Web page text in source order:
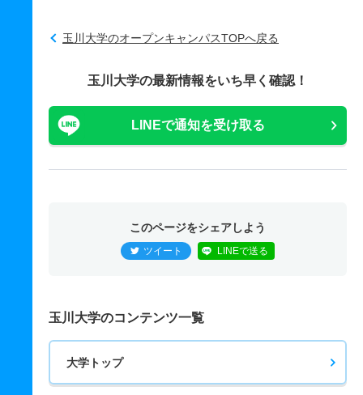
玉川大学のオープンキャンパスTOPへ戻る
玉川大学の最新情報をいち早く確認！
LINEで通知を受け取る
このページをシェアしよう
ツイート LINEで送る
玉川大学のコンテンツ一覧
大学トップ